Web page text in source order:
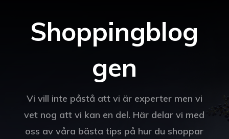
Shoppingblog
gen
Vi vill inte påstå att vi är experter men vi
vet nog att vi kan en del. Här delar vi med
oss av våra bästa tips på hur du shoppar